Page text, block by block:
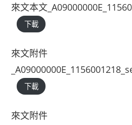
來文本文
下載
來文附件
下載
來文附件